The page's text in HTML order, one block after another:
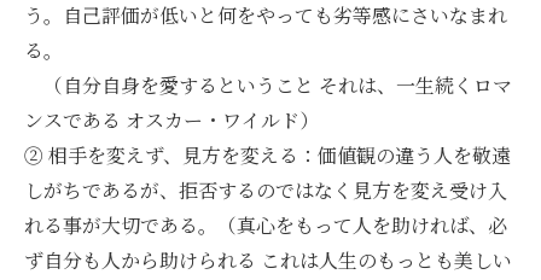
う。自己評価が低いと何をやっても劣等感にさいなまれ
る。
（自分自身を愛するということ それは、一生続くロマ
ンスである オスカー・ワイルド）
② 相手を変えず、見方を変える：価値観の違う人を敬遠
しがちであるが、拒否するのではなく見方を変え受け入
れる事が大切である。（真心をもって人を助ければ、必
ず自分も人から助けられる これは人生のもっとも美しい